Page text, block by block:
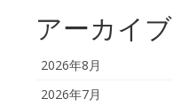
アーカイブ
2026年8月
2026年7月